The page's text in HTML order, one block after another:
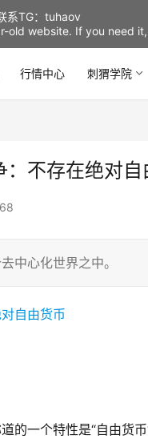
行情中心 刺猬学院
不存在绝对自
中心化世界之中。
的一个特性是“自由货
系TG：tuhaov
old website. If you need